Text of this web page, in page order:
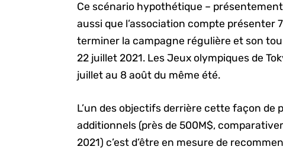
Ce scénario hypothétique –
aussi que l’association compte présenter
terminer la campagne régulière et son
22 juillet 2021. Les Jeux olympiques de
juillet au 8 août du même été.
L’un des objectifs derrière cette façon de
additionnels (près de 500M$,
2021) c’est d’être en mesure de